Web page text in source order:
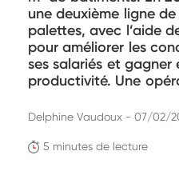
une deuxième ligne
palettes, avec l’aide
pour améliorer les
ses salariés et
productivité. Une
5 minutes de lecture
Delphine Vaudoux - 07/02/